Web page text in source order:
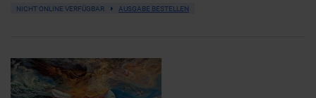
NICHT ONLINE VERFÜGBAR AUSGABE BESTELLEN